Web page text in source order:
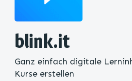
blink.it
Ganz einfach digitale
Kurse erstellen